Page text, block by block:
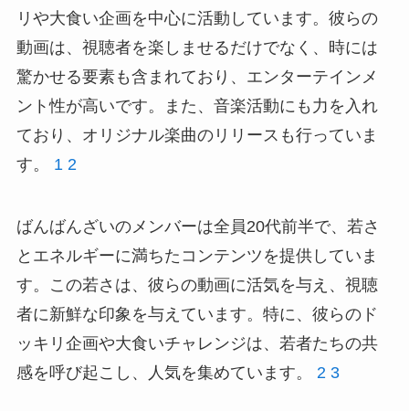
リや大食い企画を中心に活動しています。彼らの
動画は、視聴者を楽しませるだけでなく、時には
驚かせる要素も含まれており、エンターテインメ
ント性が高いです。また、音楽活動にも力を入れ
ており、オリジナル楽曲のリリースも行っていま
す。 1 2
ばんばんざいのメンバーは全員20代前半で、若さ
とエネルギーに満ちたコンテンツを提供していま
す。この若さは、彼らの動画に活気を与え、視聴
者に新鮮な印象を与えています。特に、彼らのド
ッキリ企画や大食いチャレンジは、若者たちの共
感を呼び起こし、人気を集めています。 2 3